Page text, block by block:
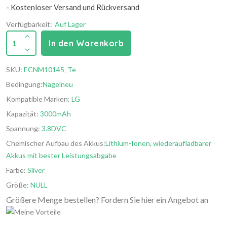
- Kostenloser Versand und Rückversand
Verfügbarkeit: Auf Lager
1 In den Warenkorb
SKU: ECNM10145_Te
Bedingung:Nagelneu
Kompatible Marken: LG
Kapazität: 3000mAh
Spannung: 3.8DVC
Chemischer Aufbau des Akkus:Lithium-Ionen, wiederaufladbarer
Akkus mit bester Leistungsabgabe
Farbe: Sliver
Größe: NULL
Größere Menge bestellen? Fordern Sie hier ein Angebot an